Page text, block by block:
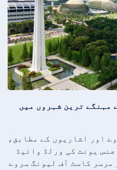
کے مہنگے ترین شہروں میں
اور اشاریوں کے مطابق،
یونٹ کی ورلڈ وائیڈ
مرسر کاسٹ آف لیونگ سروے